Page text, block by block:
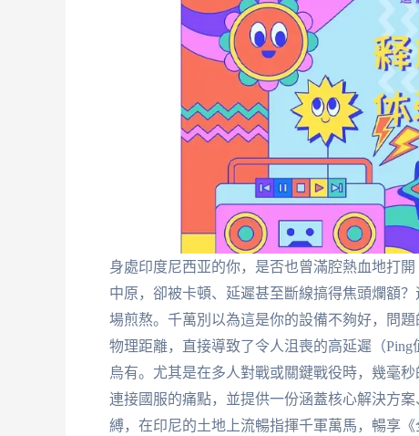
身處印度尼西亚的你，是否也曾滿腔熱血地打
中原，卻被卡頓、延遲甚至斷線搞得焦頭爛額
場煎熬。千萬別以為這是你的設備不夠好，問
物理距離，直接導致了令人沮喪的高延遲（
烏有。尤其是在多人對戰或關鍵戰役時，幾毫
連接國服的痛點，並提供一份涵蓋核心解決方
縛，在印尼的土地上流暢指揮千軍萬馬，暢享《